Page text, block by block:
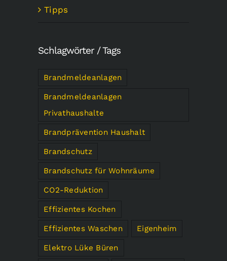
Tipps
Schlagwörter / Tags
Brandmeldeanlagen
Brandmeldeanlagen
Privathaushalte
Brandprävention Haushalt
Brandschutz
Brandschutz für Wohnräume
CO2-Reduktion
Effizientes Kochen
Effizientes Waschen Eigenheim
Elektro Lüke Büren